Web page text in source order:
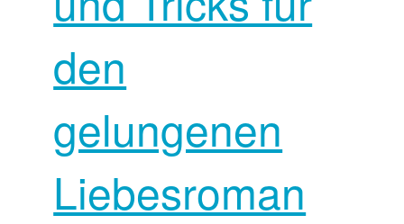
den
gelungenen
Liebesroman